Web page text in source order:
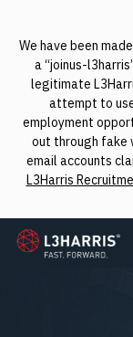
We have been
a “joinus-
legitimate
attempt to
employment
out through fake
email accounts
L3Harris
L3Harris